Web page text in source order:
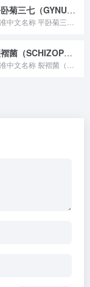
平卧菊三七（GYNURA PROCUMBENS）提取物
裂褶菌（SCHIZOPHYLLUM COMMUNE）菌丝体发酵产物提取物